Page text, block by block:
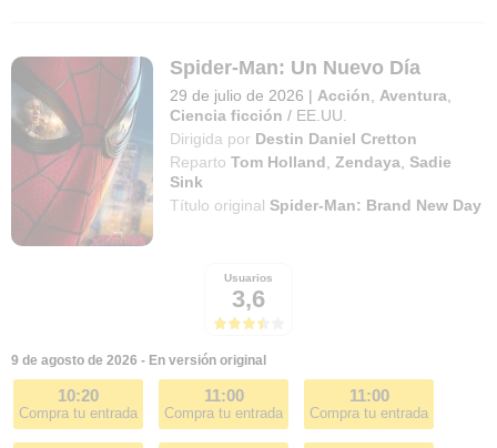
Spider-Man: Un Nuevo Día
29 de julio de 2026 | Acción Aventura
Ciencia ficción / EE.UU.
Dirigida por Destin Daniel Cretton
Reparto Tom Holland ,Zendaya ,Sadie
Sink
Título originalSpider-Man: Brand New Day
Usuarios
3,6
9 de agosto de 2026 - En versión original
10:20
Compra tu entrada
11:00
Compra tu entrada
11:00
Compra tu entrada